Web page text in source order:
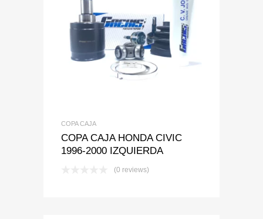
Add to Wishlist
Add to Compare
COPA CAJA
COPA CAJA HONDA CIVIC
1996-2000 IZQUIERDA
(0 reviews)